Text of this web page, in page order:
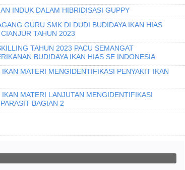
INDUK DALAM HIBRIDISASI GUPPY
GURU SMK DI DUDI BUDIDAYA IKAN HIAS
TAHUN 2023
TAHUN 2023 PACU SEMANGAT
BUDIDAYA IKAN HIAS SE INDONESIA
MATERI MENGIDENTIFIKASI PENYAKIT IKAN
MATERI LANJUTAN MENGIDENTIFIKASI
BAGIAN 2